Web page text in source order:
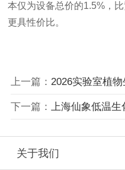
本仅为设备总价的1.5%，
更具性价比。
上一篇： 2026实验室植物生长箱
下一篇： 上海仙象低温生化培
关于我们